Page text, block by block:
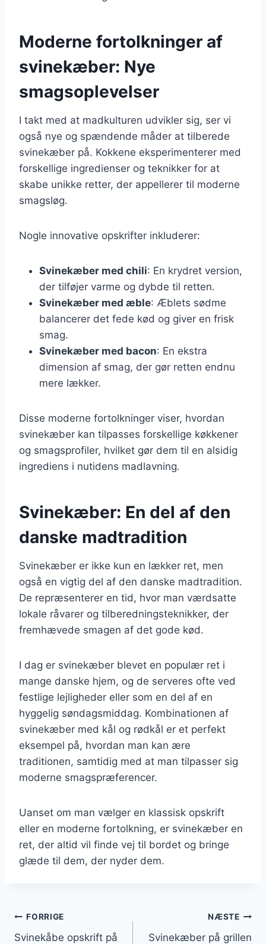
Moderne fortolkninger af
svinekæber: Nye
smagsoplevelser
I takt med at madkulturen udvikler sig, ser vi
også nye og spændende måder at tilberede
svinekæber på. Kokkene eksperimenterer med
forskellige ingredienser og teknikker for at
skabe unikke retter, der appellerer til moderne
smagsløg.
Nogle innovative opskrifter inkluderer:
Svinekæber med chili: En krydret version,
der tilføjer varme og dybde til retten.
Svinekæber med æble: Æblets sødme
balancerer det fede kød og giver en frisk
smag.
Svinekæber med bacon: En ekstra
dimension af smag, der gør retten endnu
mere lækker.
Disse moderne fortolkninger viser, hvordan
svinekæber kan tilpasses forskellige køkkener
og smagsprofiler, hvilket gør dem til en alsidig
ingrediens i nutidens madlavning.
Svinekæber: En del af den
danske madtradition
Svinekæber er ikke kun en lækker ret, men
også en vigtig del af den danske madtradition.
De repræsenterer en tid, hvor man værdsatte
lokale råvarer og tilberedningsteknikker, der
fremhævede smagen af det gode kød.
I dag er svinekæber blevet en populær ret i
mange danske hjem, og de serveres ofte ved
festlige lejligheder eller som en del af en
hyggelig søndagsmiddag. Kombinationen af
svinekæber med kål og rødkål er et perfekt
eksempel på, hvordan man kan ære
traditionen, samtidig med at man tilpasser sig
moderne smagspræferencer.
Uanset om man vælger en klassisk opskrift
eller en moderne fortolkning, er svinekæber en
ret, der altid vil finde vej til bordet og bringe
glæde til dem, der nyder dem.
Indlægsnavigation
FORRIGE
Svinekåbe opskrift på
NÆSTE
Svinekæber på grillen